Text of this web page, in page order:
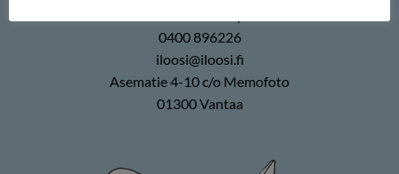
0400 896226
iloosi@iloosi.fi
Asematie 4-10 c/o Memofoto
01300 Vantaa